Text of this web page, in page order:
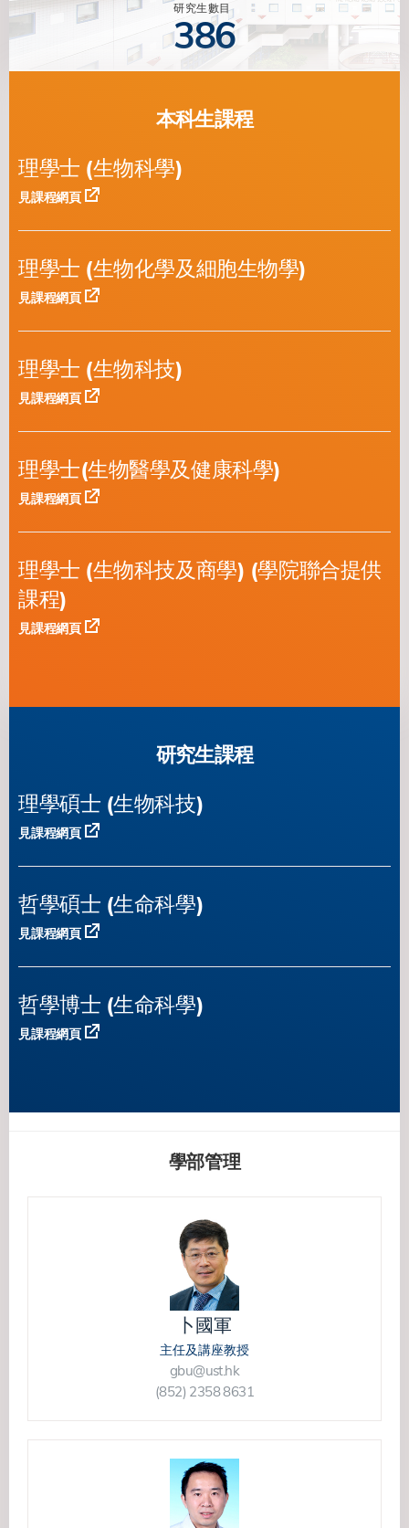
研究生數目
386
本科生課程
理學士 (生物科學)
見課程網頁
理學士 (生物化學及細胞生物學)
見課程網頁
理學士 (生物科技)
見課程網頁
理學士(生物醫學及健康科學)
見課程網頁
理學士 (生物科技及商學) (學院聯合提供
課程)
見課程網頁
研究生課程
理學碩士 (生物科技)
見課程網頁
哲學碩士 (生命科學)
見課程網頁
哲學博士 (生命科學)
見課程網頁
學部管理
卜國軍
主任及講座教授
gbu@ust.hk
(852) 2358 8631